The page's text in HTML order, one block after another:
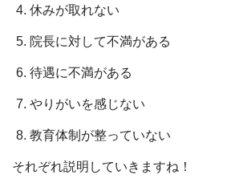
休みが取れない
院長に対して不満がある
待遇に不満がある
やりがいを感じない
教育体制が整っていない
それぞれ説明していきますね！